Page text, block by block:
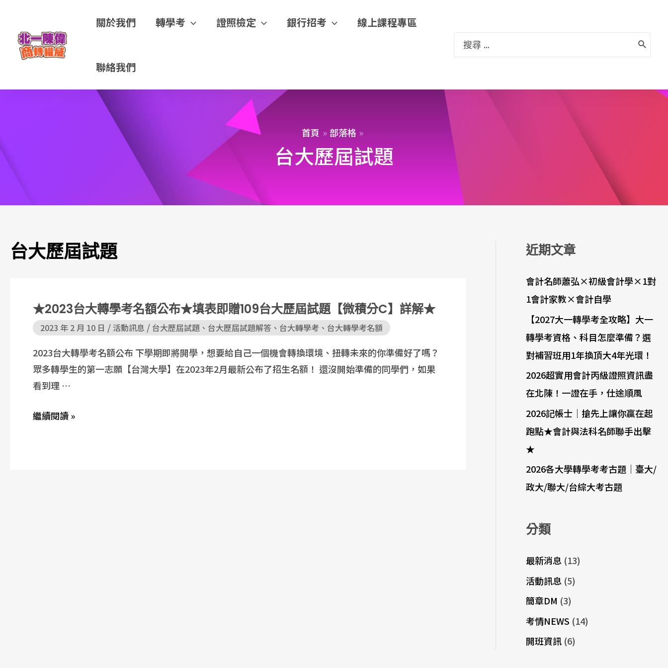
關於我們 轉學考 證照檢定 銀行招考 線上課程專區
聯絡我們
首頁 部落格
台大歷屆試題
台大歷屆試題
★2023台大轉學考名額公布★填表即贈109台大歷屆試題【微積分C】詳解★
2023 年 2 月 10 日 / 活動訊息 / 台大歷屆試題、 台大歷屆試題解答 、 台大轉學考 、 台大轉學考名額
2023台大轉學考名額公布 下學期即將開學，想要給自己一個機會轉換環境、扭轉未來的你準備好了嗎？
眾多轉學生的第一志願【台灣大學】在2023年2月最新公布了招生名額！ 還沒開始準備的同學們，如果
看到理 …
繼續閱讀 »
近期文章
會計名師蕭弘×初級會計學×1對
1會計家教×會計自學
【2027大一轉學考全攻略】大一
轉學考資格、科目怎麼準備？選
對補習班用1年換頂大4年光環！
2026超實用會計丙級證照資訊盡
在北陳！一證在手，仕途順風
2026記帳士｜搶先上讓你贏在起
跑點★會計與法科名師聯手出擊
★
2026各大學轉學考考古題｜臺大/
政大/聯大/台綜大考古題
分類
最新消息 (13)
活動訊息 (5)
簡章DM (3)
考情NEWS (14)
開班資訊 (6)